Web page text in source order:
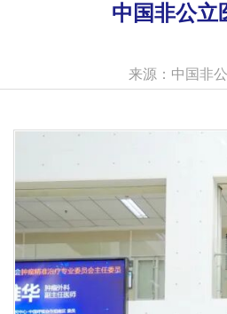
中国非公立
来源：中国非